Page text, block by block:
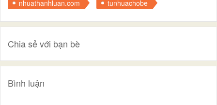
nhuathanhluan.com
tunhuachobe
Chia sẻ với bạn bè
Bình luận